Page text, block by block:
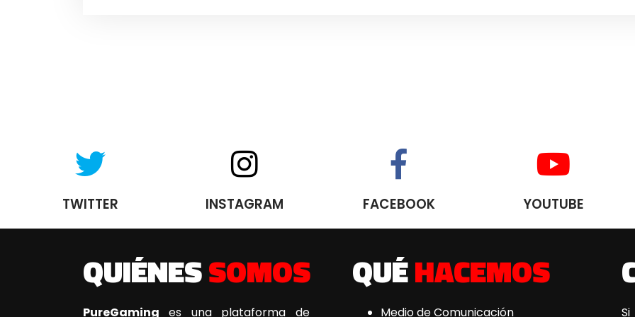
TWITTER INSTAGRAM FACEBOOK YOUTUBE
QUIÉNESSOMOS
PureGaming es una plataforma de
QUÉHACEMOS
Medio de Comunicación